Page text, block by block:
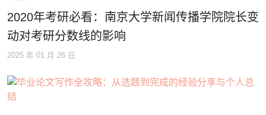
2020年考研必看：南京大学新闻传播学院院长变
动对考研分数线的影响
2025 年 01 月 26 日